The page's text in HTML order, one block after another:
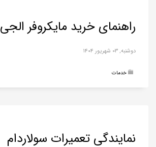
راهنمای خرید مایکروفر الجی
دوشنبه, ۰۳ شهریور ۱۴۰۴
خدمات
نمایندگی تعمیرات سولاردام